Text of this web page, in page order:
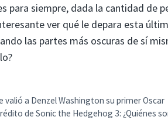
para siempre, dada la cantidad de
ver qué le depara esta
las partes más oscuras de sí
valió a Denzel Washington su primer Oscar
de Sonic the Hedgehog 3: ¿Quiénes